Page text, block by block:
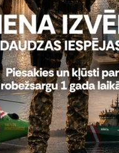
Reģistrē, ka tiek parādīts
Reģistrē unikālu ID, kas
par to, kā apmeklētājs
Izmanto Google